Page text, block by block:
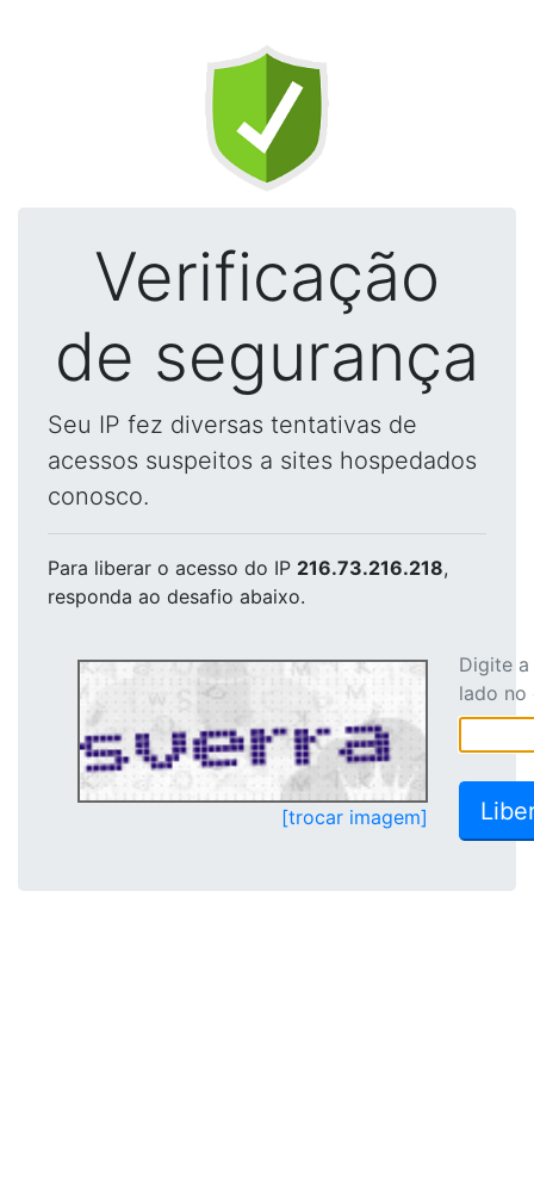
Verificação
de segurança
Seu IP fez diversas tentativas de
acessos suspeitos a sites hospedados
conosco.
Para liberar o acesso do IP 216.73.216.218,
responda ao desafio abaixo.
[trocar imagem]
Digite
lado no